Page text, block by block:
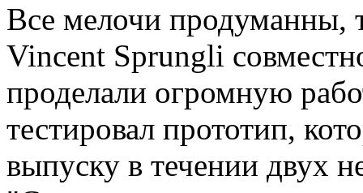
Все мелочи продуманны,
Vincent Sprungli
проделали огромную
тестировал прототип,
выпуску в течении двух